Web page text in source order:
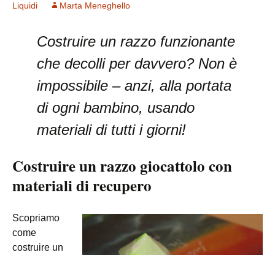
Liquidi
Marta Meneghello
Costruire un razzo funzionante
che decolli per davvero? Non è
impossibile – anzi, alla portata
di ogni bambino, usando
materiali di tutti i giorni!
Costruire un razzo giocattolo con
materiali di recupero
Scopriamo
come
costruire un